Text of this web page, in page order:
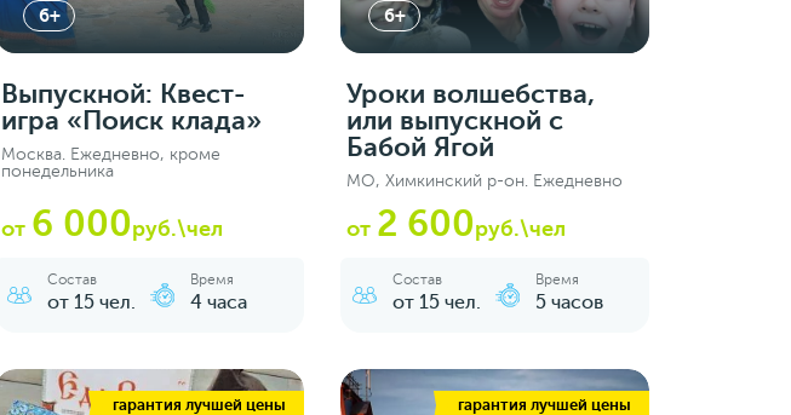
6+
Выпускной: Квест-
игра «Поиск клада»
Москва. Ежедневно, кроме
понедельника
от 6 000руб.\чел
Состав
от 15 чел.
Время
4 часа
6+
Уроки волшебства,
или выпускной с
Бабой Ягой
МО, Химкинский р-он. Ежедневно
от 2 600руб.\чел
Состав
от 15 чел.
Время
5 часов
гарантия лучшей цены гарантия лучшей цены